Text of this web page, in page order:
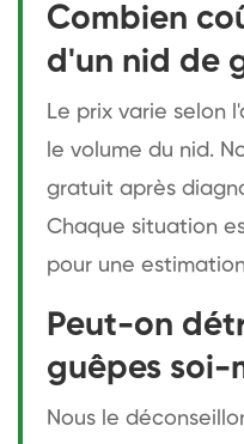
Combien
d'un nid de
Le prix varie selon
le volume du nid.
gratuit après
Chaque situation
pour une
Peut-on
guêpes soi-
Nous le